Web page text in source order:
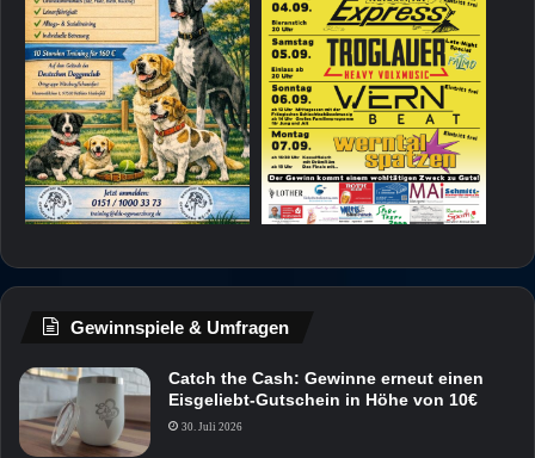
Gewinnspiele & Umfragen
Catch the Cash: Gewinne erneut einen
Eisgeliebt-Gutschein in Höhe von 10€
30. Juli 2026